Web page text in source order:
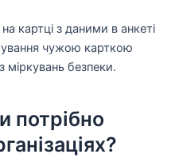
картці з даними в анкеті
чужою карткою
міркувань безпеки.
потрібно